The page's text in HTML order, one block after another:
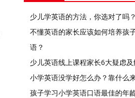
少儿学英语的方法，你选对了吗？
不懂英语的家长应该如何培养孩
语？
少儿英语线上课程家长6大疑虑及
小学英语没学好怎么办？靠什么
孩子学习小学英语口语最佳的年